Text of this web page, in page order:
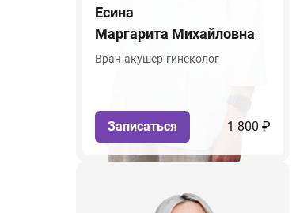
Есина
Маргарита Михайловна
Врач-акушер-гинеколог
Записаться 1 800 ₽